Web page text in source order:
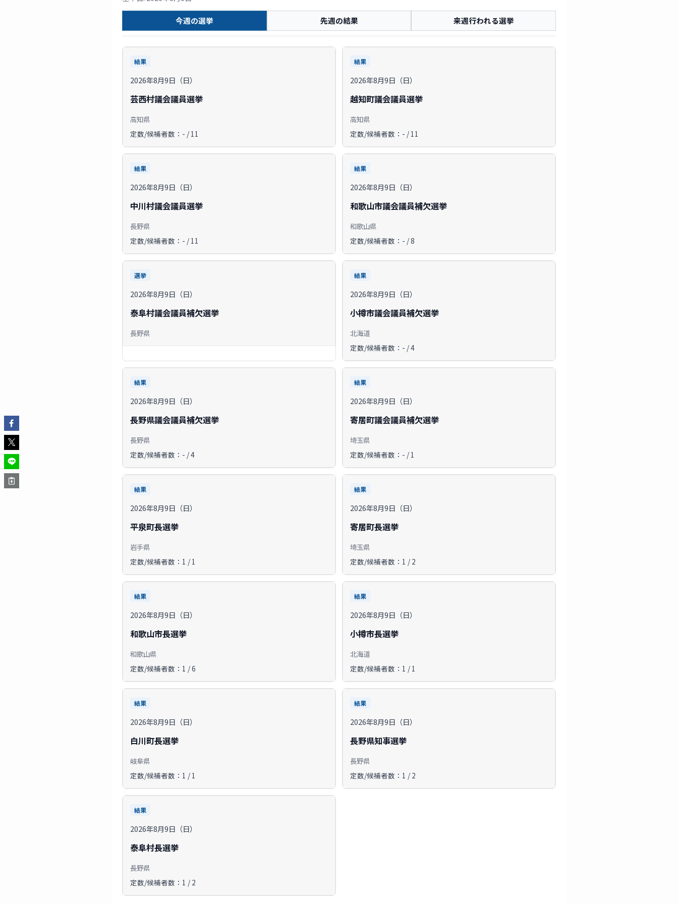
今週の選挙 先週の結果 来週行われる選挙
結果
2026年8月9日（日）
芸西村議会議員選挙
高知県
定数/候補者数：- / 11
結果
2026年8月9日（日）
越知町議会議員選挙
高知県
定数/候補者数：- / 11
結果
2026年8月9日（日）
中川村議会議員選挙
長野県
定数/候補者数：- / 11
結果
2026年8月9日（日）
和歌山市議会議員補欠選挙
和歌山県
定数/候補者数：- / 8
選挙
2026年8月9日（日）
泰阜村議会議員補欠選挙
長野県
結果
2026年8月9日（日）
小樽市議会議員補欠選挙
北海道
定数/候補者数：- / 4
結果
2026年8月9日（日）
長野県議会議員補欠選挙
長野県
定数/候補者数：- / 4
結果
2026年8月9日（日）
寄居町議会議員補欠選挙
埼玉県
定数/候補者数：- / 1
結果
2026年8月9日（日）
平泉町長選挙
岩手県
定数/候補者数：1 / 1
結果
2026年8月9日（日）
寄居町長選挙
埼玉県
定数/候補者数：1 / 2
結果
2026年8月9日（日）
和歌山市長選挙
和歌山県
定数/候補者数：1 / 6
結果
2026年8月9日（日）
小樽市長選挙
北海道
定数/候補者数：1 / 1
結果
2026年8月9日（日）
白川町長選挙
岐阜県
定数/候補者数：1 / 1
結果
2026年8月9日（日）
長野県知事選挙
長野県
定数/候補者数：1 / 2
結果
2026年8月9日（日）
泰阜村長選挙
長野県
定数/候補者数：1 / 2